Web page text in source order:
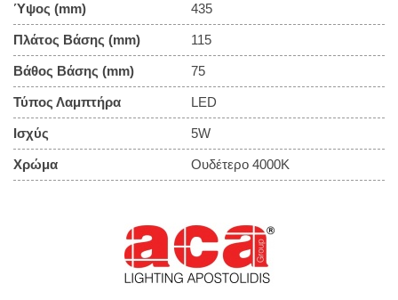
Ύψος (mm) 435
Πλάτος Βάσης (mm) 115
Βάθος Βάσης (mm) 75
Τύπος Λαμπτήρα LED
Ισχύς 5W
Χρώμα Ουδέτερο 4000Κ